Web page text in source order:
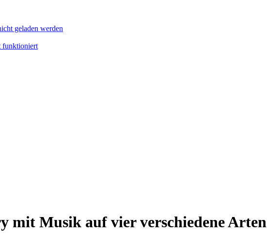
geladen werden
funktioniert
mit Musik auf vier verschiedene Arten